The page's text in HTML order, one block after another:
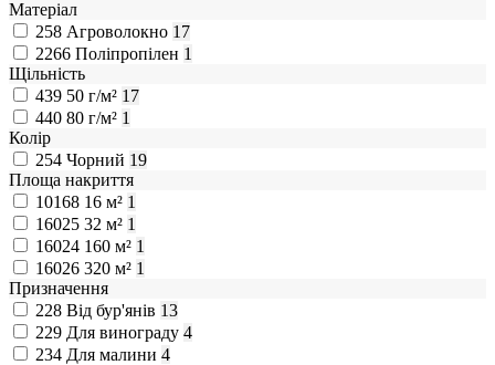
Матеріал
258 Агроволокно 17
2266 Поліпропілен 1
Щільність
439 50 г/м² 17
440 80 г/м² 1
Колір
254 Чорний 19
Площа накриття
10168 16 м² 1
16025 32 м² 1
16024 160 м² 1
16026 320 м² 1
Призначення
228 Від бур'янів 13
229 Для винограду 4
234 Для малини 4